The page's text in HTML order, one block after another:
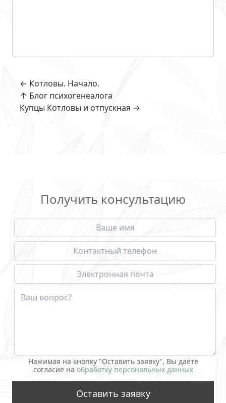
← Котловы. Начало.
↑ Блог психогенеалога
Купцы Котловы и отпускная →
Получить консультацию
Нажимая на кнопку "Оставить заявку", Вы даёте
согласие на обработку персональных данных
Оставить заявку